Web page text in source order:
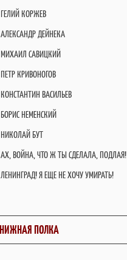
ГЕЛИЙ КОРЖЕВ
АЛЕКСАНДР ДЕЙНЕКА
МИХАИЛ САВИЦКИЙ
ПЕТР КРИВОНОГОВ
КОНСТАНТИН ВАСИЛЬЕВ
БОРИС НЕМЕНСКИЙ
НИКОЛАЙ БУТ
АХ, ВОЙНА, ЧТО Ж ТЫ СДЕЛАЛА, ПОДЛАЯ!
ЛЕНИНГРАД! Я ЕЩЕ НЕ ХОЧУ УМИРАТЬ!
ПОЛКА